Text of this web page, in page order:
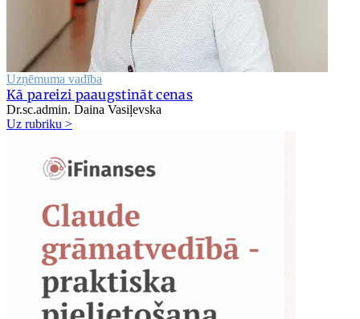
Uzņēmuma vadība
Kā pareizi paaugstināt cenas
Dr.sc.admin. Daina Vasiļevska
Uz rubriku >